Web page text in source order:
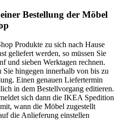
Bestellung der Möbel
Produkte zu sich nach Hause
geliefert werden, so müssen Sie
und sieben Werktagen rechnen.
hingegen innerhalb von bis zu
Einen genauen Liefertermin
in dem Bestellvorgang editieren.
sich dann die IKEA Spedition
wann die Möbel zugestellt
die Anlieferung einstellen